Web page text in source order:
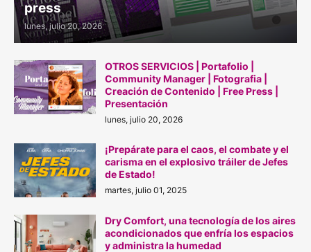
press
lunes, julio 20, 2026
OTROS SERVICIOS | Portafolio |
Community Manager | Fotografia |
Creación de Contenido | Free Press |
Presentación
lunes, julio 20, 2026
¡Prepárate para el caos, el combate y el
carisma en el explosivo tráiler de Jefes
de Estado!
martes, julio 01, 2025
Dry Comfort, una tecnología de los aires
acondicionados que enfría los espacios
y administra la humedad